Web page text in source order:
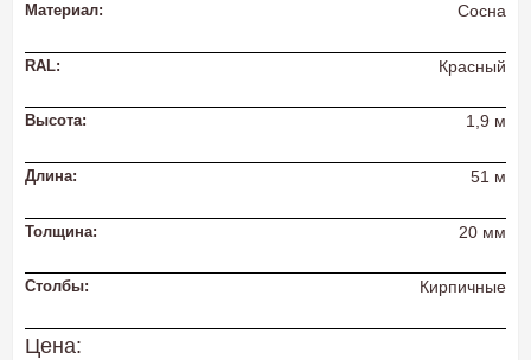
Материал: Сосна
RAL: Красный
Высота: 1,9 м
Длина: 51 м
Толщина: 20 мм
Столбы: Кирпичные
Цена: